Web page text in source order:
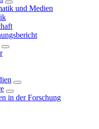
und Medien
in der Forschung